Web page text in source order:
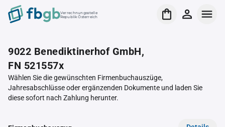
Verrechnungsstelle
Republik Österreich
9022 Benediktinerhof GmbH,
FN 521557x
Wählen Sie die gewünschten Firmenbuchauszüge,
Jahresabschlüsse oder ergänzenden Dokumente und laden Sie
diese sofort nach Zahlung herunter.